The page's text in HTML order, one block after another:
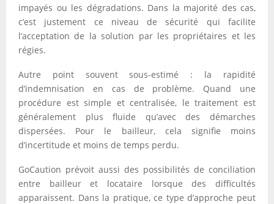
impayés ou les dégradations. Dans la majorité des cas,
c’est justement ce niveau de sécurité qui facilite
l’acceptation de la solution par les propriétaires et les
régies.
Autre point souvent sous-estimé : la rapidité
d’indemnisation en cas de problème. Quand une
procédure est simple et centralisée, le traitement est
généralement plus fluide qu’avec des démarches
dispersées. Pour le bailleur, cela signifie moins
d’incertitude et moins de temps perdu.
GoCaution prévoit aussi des possibilités de conciliation
entre bailleur et locataire lorsque des difficultés
apparaissent. Dans la pratique, ce type d’approche peut